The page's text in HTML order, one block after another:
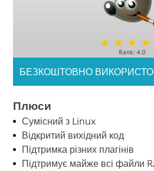
БЕЗКОШТОВНО
Плюси
Сумісний з Linux
Відкритий вихідний код
Підтримка різних плагінів
Підтримує майже всі файли